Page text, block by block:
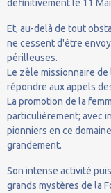
définitivement le 11
Et, au-delà de tout
ne cessent d'être
périlleuses.
Le zèle missionnaire
répondre aux appels
La promotion de la
particulièrement; avec
pionniers en ce
grandement.
Son intense activité
grands mystères de la